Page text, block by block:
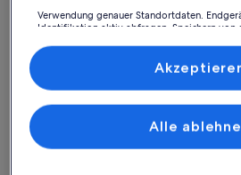
Weitere Infos zu traumhafter
Verwendung genauer Standortdaten.
Identifikation aktiv abfragen. Speichern von
Inhalte, Messung von Werbeleistung und
Zielgruppenforschung sowie Entwicklung
Liste der Partner (Lieferanten)
Alle